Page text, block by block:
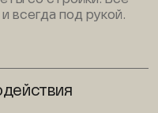
всегда под рукой.